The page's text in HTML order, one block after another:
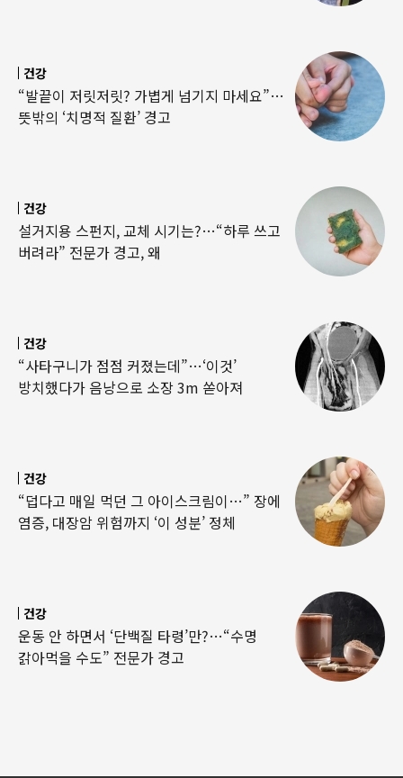
건강
“발끝이 저릿저릿? 가볍게 넘기지 마세요”…
뜻밖의 ‘치명적 질환’ 경고
건강
설거지용 스펀지, 교체 시기는?…“하루 쓰고
버려라” 전문가 경고, 왜
건강
“사타구니가 점점 커졌는데”…‘이것’
방치했다가 음낭으로 소장 3m 쏟아져
건강
“덥다고 매일 먹던 그 아이스크림이…” 장에
염증, 대장암 위험까지 ‘이 성분’ 정체
건강
운동 안 하면서 ‘단백질 타령’만?…“수명
갉아먹을 수도” 전문가 경고